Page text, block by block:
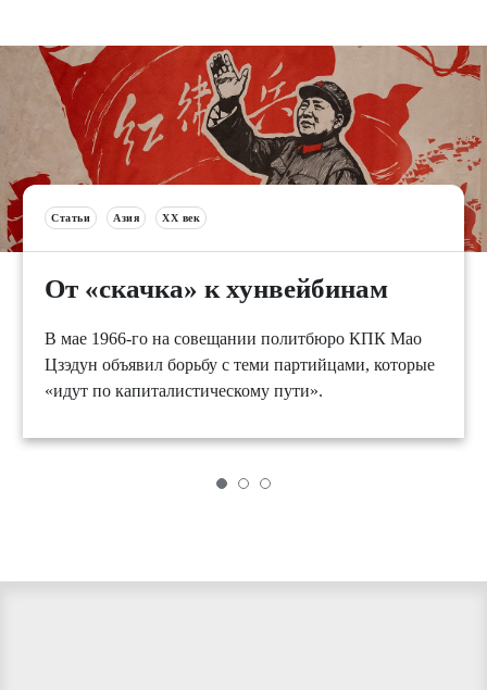
Статьи Азия XX век
От «скачка» к хунвейбинам
В мае 1966-го на совещании политбюро КПК Мао
Цзэдун объявил борьбу с теми партийцами, которые
«идут по капиталистическому пути».